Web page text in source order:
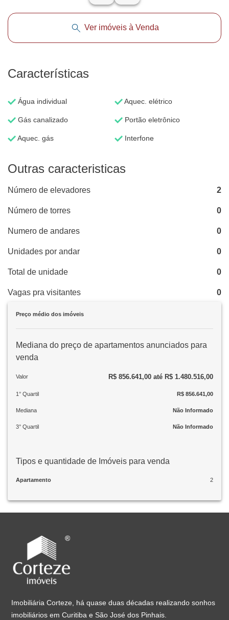
Ver imóveis à Venda
Características
Água individual Aquec. elétrico
Gás canalizado Portão eletrônico
Aquec. gás Interfone
Outras caracteristicas
Número de elevadores 2
Número de torres 0
Numero de andares 0
Unidades por andar 0
Total de unidade 0
Vagas pra visitantes 0
Preço médio dos imóveis
Mediana do preço de apartamentos anunciados para
venda
Valor R$ 856.641,00 até R$ 1.480.516,00
1° Quartil R$ 856.641,00
Mediana Não Informado
3° Quartil Não Informado
Tipos e quantidade de Imóveis para venda
Apartamento 2
Imobiliária Corteze, há quase duas décadas realizando sonhos
imobiliários em Curitiba e São José dos Pinhais.